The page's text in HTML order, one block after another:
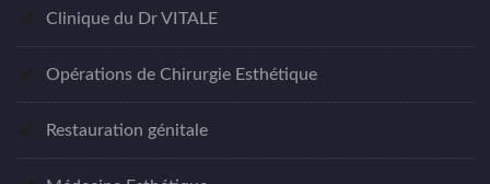
Clinique du Dr VITALE
Opérations de Chirurgie Esthétique
Restauration génitale